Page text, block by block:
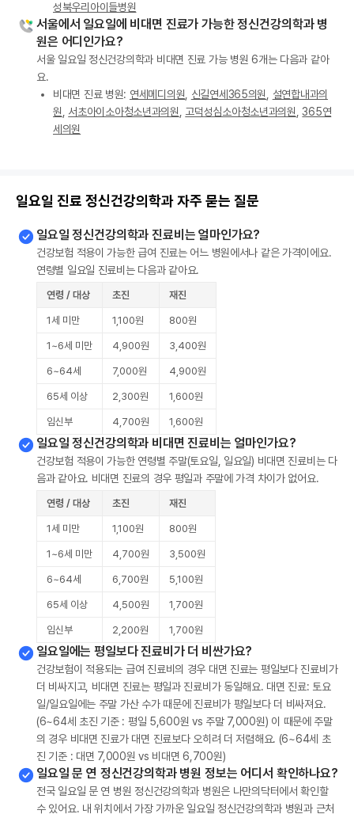
성북우리아이들병원
서울에서 일요일에 비대면 진료가 가능한 정신건강의학과 병
원은 어디인가요?
서울 일요일 정신건강의학과 비대면 진료 가능 병원 6개는 다음과 같아
요.
비대면 진료 병원: 연세메디의원 신길연세365의원
설연합내과의
원
서초아이소아청소년과의원 고덕성심소아청소년과의원 ,365연
세의원
일요일 진료 정신건강의학과 자주 묻는 질문
일요일 정신건강의학과 진료비는 얼마인가요?
건강보험 적용이 가능한 급여 진료는 어느 병원에서나 같은 가격이에요.
연령별 일요일 진료비는 다음과 같아요.
연령 / 대상 초진 재진
1세 미만 1,100원 800원
1~6세 미만 4,900원 3,400원
6~64세 7,000원 4,900원
65세 이상 2,300원 1,600원
임신부 4,700원 1,600원
일요일 정신건강의학과 비대면 진료비는 얼마인가요?
건강보험 적용이 가능한 연령별 주말(토요일, 일요일) 비대면 진료비는 다
음과 같아요. 비대면 진료의 경우 평일과 주말에 가격 차이가 없어요.
연령 / 대상 초진 재진
1세 미만 1,100원 800원
1~6세 미만 4,700원 3,500원
6~64세 6,700원 5,100원
65세 이상 4,500원 1,700원
임신부 2,200원 1,700원
일요일에는 평일보다 진료비가 더 비싼가요?
건강보험이 적용되는 급여 진료비의 경우 대면 진료는 평일보다 진료비가
더 비싸지고, 비대면 진료는 평일과 진료비가 동일해요. 대면 진료: 토요
일/일요일에는 주말 가산 수가 때문에 진료비가 평일보다 더 비싸져요.
(6~64세 초진 기준 : 평일 5,600원 vs 주말 7,000원) 이 때문에 주말
의 경우 비대면 진료가 대면 진료보다 오히려 더 저렴해요. (6~64세 초
진 기준 : 대면 7,000원 vs 비대면 6,700원)
일요일 문 연 정신건강의학과 병원 정보는 어디서 확인하나요?
전국 일요일 문 연 병원 정신건강의학과 병원은 나만의닥터에서 확인할
수 있어요. 내 위치에서 가장 가까운 일요일 정신건강의학과 병원과 근처